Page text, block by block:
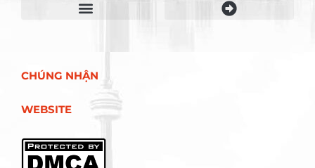
CHÚNG NHẬN
WEBSITE